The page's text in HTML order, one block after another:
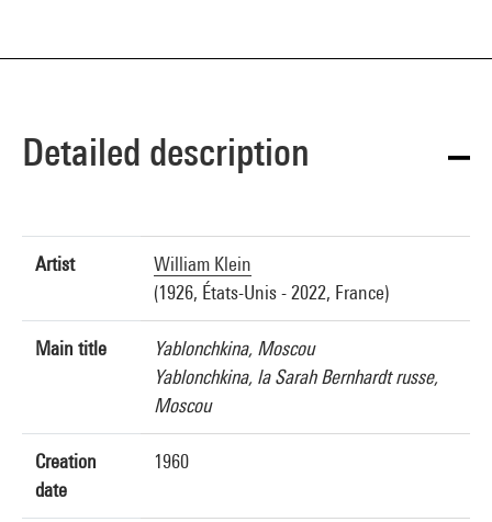
Detailed description
Artist
William Klein
(1926, États-Unis - 2022, France)
Main title
Yablonchkina, Moscou
Yablonchkina, la Sarah Bernhardt russe,
Moscou
Creation
date
1960